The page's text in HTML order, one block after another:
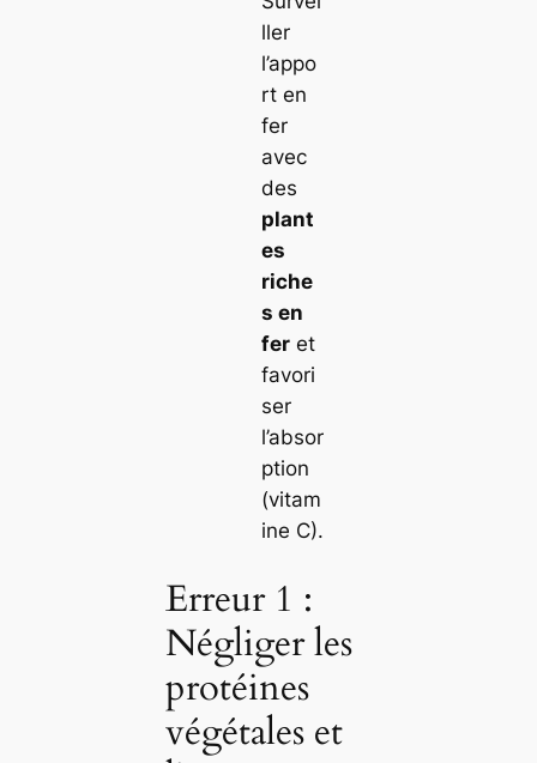
ller
l’appo
rt en
fer
avec
des
plant
es
riche
s en
feret
favori
ser
l’absor
ption
(vitam
ine C).
Erreur 1 :
Négliger les
protéines
végétales et